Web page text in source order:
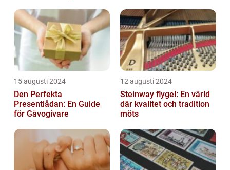
15 augusti 2024
Den Perfekta
Presentlådan: En Guide
för Gåvogivare
12 augusti 2024
Steinway flygel: En värld
där kvalitet och tradition
möts